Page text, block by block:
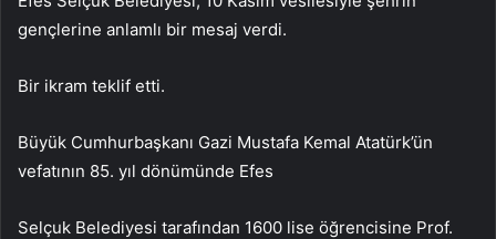
gençlerine anlamlı bir mesaj verdi.
Bir ikram teklif etti.
Büyük Cumhurbaşkanı Gazi Mustafa Kemal Atatürk’ün
vefatının 85. yıl dönümünde Efes
Selçuk Belediyesi tarafından 1600 lise öğrencisine Prof.